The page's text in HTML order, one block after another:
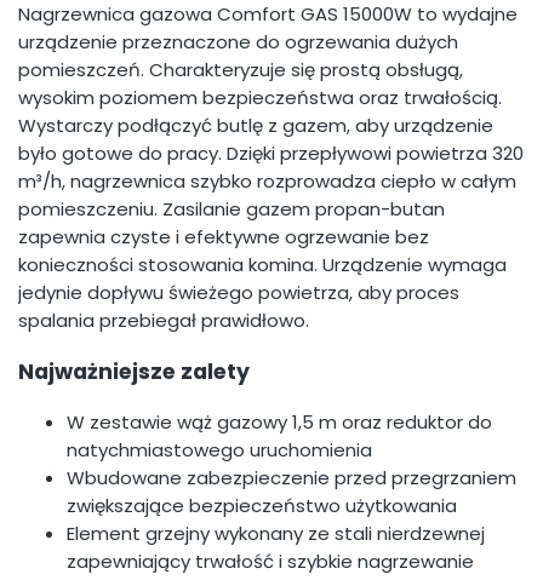
Nagrzewnica gazowa Comfort GAS 15000W to wydajne
urządzenie przeznaczone do ogrzewania dużych
pomieszczeń. Charakteryzuje się prostą obsługą,
wysokim poziomem bezpieczeństwa oraz trwałością.
Wystarczy podłączyć butlę z gazem, aby urządzenie
było gotowe do pracy. Dzięki przepływowi powietrza 320
m³/h, nagrzewnica szybko rozprowadza ciepło w całym
pomieszczeniu. Zasilanie gazem propan-butan
zapewnia czyste i efektywne ogrzewanie bez
konieczności stosowania komina. Urządzenie wymaga
jedynie dopływu świeżego powietrza, aby proces
spalania przebiegał prawidłowo.
Najważniejsze zalety
W zestawie wąż gazowy 1,5 m oraz reduktor do
natychmiastowego uruchomienia
Wbudowane zabezpieczenie przed przegrzaniem
zwiększające bezpieczeństwo użytkowania
Element grzejny wykonany ze stali nierdzewnej
zapewniający trwałość i szybkie nagrzewanie